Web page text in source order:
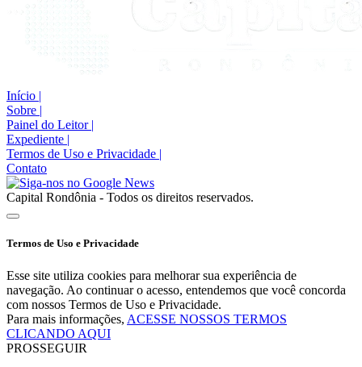
Início |
Sobre |
Painel do Leitor |
Expediente |
Termos de Uso e Privacidade |
Contato
Capital Rondônia - Todos os direitos reservados.
Termos de Uso e Privacidade
Esse site utiliza cookies para melhorar sua experiência de
navegação. Ao continuar o acesso, entendemos que você concorda
com nossos Termos de Uso e Privacidade.
Para mais informações, ACESSE NOSSOS TERMOS
CLICANDO AQUI
PROSSEGUIR